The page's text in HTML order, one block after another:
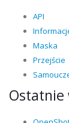
API
Maska
Przejście
Ostatnie